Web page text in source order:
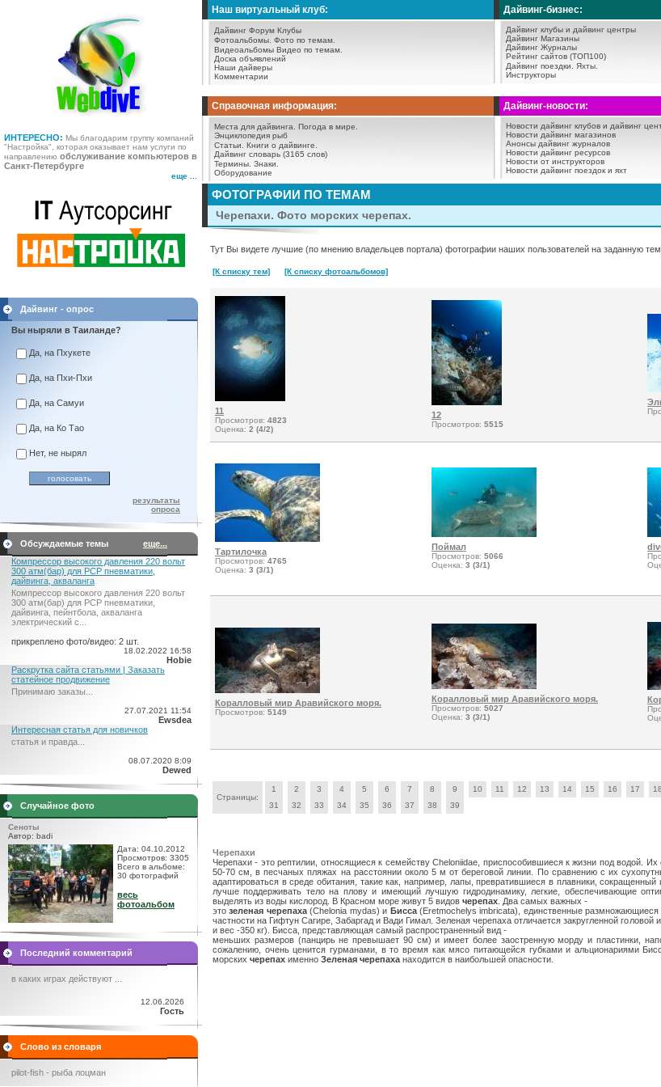
ИНТЕРЕСНО: Мы благодарим группу компаний
"Настройка", которая оказывает нам услуги по
направлению обслуживание компьютеров в
Санкт-Петербурге
еще ...
Наш виртуальный клуб:
Дайвинг Форум Клубы
Фотоальбомы. Фото по темам.
Видеоальбомы Видео по темам.
Доска объявлений
Наши дайверы
Комментарии
Дайвинг-бизнес:
Дайвинг клубы и дайвинг центры
Дайвинг Магазины
Дайвинг Журналы
Рейтинг сайтов (ТОП100)
Дайвинг поездки.
Яхты.
Инструкторы
Справочная информация:
Места для дайвинга.
Погода в мире.
Энциклопедия рыб
Статьи.
Книги о дайвинге.
Дайвинг словарь (3165 слов)
Термины. Знаки.
Оборудование
Дайвинг-новости:
Новости дайвинг клубов и дайвинг
Новости дайвинг магазинов
Анонсы дайвинг журналов
Новости дайвинг ресурсов
Новости от инструкторов
Новости дайвинг поездок и яхт
Дайвинг - опрос
Вы ныряли в Таиланде?
Да, на Пхукете
Да, на Пхи-Пхи
Да, на Самуи
Да, на Ко Тао
Нет, не нырял
результаты
опроса
Обсуждаемые темы
еще...
Компрессор высокого давления 220 вольт
300 атм(бар) для PCP пневматики,
дайвинга, акваланга
Компрессор высокого давления 220 вольт
300 атм(бар) для PCP пневматики,
дайвинга, пейнтбола, акваланга
электрический c...
прикреплено фото/видео: 2 шт.
18.02.2022 16:58
Hobie
Раскрутка сайта статьями | Заказать
статейное продвижение
Принимаю заказы...
27.07.2021 11:54
Ewsdea
Интересная статья для новичков
статья и правда...
08.07.2020 8:09
Dewed
Случайное фото
Сеноты
Автор: badi
Дата: 04.10.2012
Просмотров: 3305
Всего в альбоме:
30 фотографий
весь
фотоальбом
Последний комментарий
в каких играх действуют ...
12.06.2026
Гость
Слово из словаря
pilot-fish - рыба лоцман
ФОТОГРАФИИ ПО ТЕМАМ
Черепахи. Фото морских черепах.
Тут Вы видете лучшие (по мнению владельцев портала) фотографии наших пользователей на заданную
[К списку тем] [К списку фотоальбомов]
11
Просмотров: 4823
Оценка: 2 (4/2)
12
Просмотров: 5515
Тартилочка
Просмотров: 4765
Оценка: 3 (3/1)
Поймал
Просмотров: 5066
Оценка: 3 (3/1)
Коралловый мир Аравийского моря.
Просмотров: 5149
Коралловый мир Аравийского моря.
Просмотров: 5027
Оценка: 3 (3/1)
Страницы:
1 2 3 4 5 6 7 8 9 10 11 12 13 14 15 16 17 18
31
32 33 34 35 36 37 38 39
Черепахи
Черепахи - это рептилии, относящиеся к семейству Cheloniidae, приспособившиеся к жизни под водой.
50-70 см, в песчаных пляжах на расстоянии около 5 м от береговой линии. По сравнению с их
адаптироваться в среде обитания, такие как, например, лапы, превратившиеся в плавники,
лучше поддерживать тело на плову и имеющий лучшую гидродинамику, легкие, обеспечивающие
выделять из воды кислород. В Красном море живут 5 видов черепах . Два самых важных -
этозеленая черепаха(Chelonia mydas) и Бисса(Eretmochelys imbricata), единственные размножающиеся
частности на Гифтун Сагире, Забаргад и Вади Гимал. Зеленая черепаха отличается закругленной
и вес -350 кг). Бисса, представляющая самый распространенный вид -
меньших размеров (панцирь не превышает 90 см) и имеет более заостренную морду и пластинки,
сожалению, очень ценится гурманами, в то время как мясо питающейся губками и альционариями
морских черепах именно Зеленая черепаха находится в наибольшей опасности.